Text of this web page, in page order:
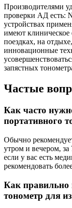
Производителями
проверки АД есть:
устройствах
имеют клиническое
поездках, на
инновационные
запястных
Частые
Как часто
портативного
Обычно
утром и вечером,
если у вас есть
рекомендовать
Как правильно
тонометр для